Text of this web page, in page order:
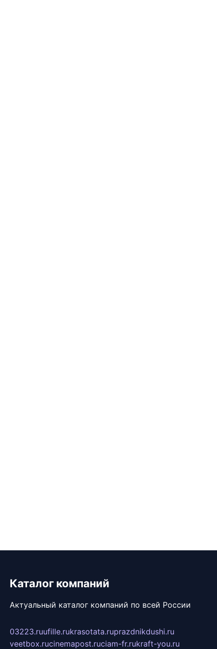
Каталог компаний
Актуальный каталог компаний по всей России
03223.ruufille.rukrasotata.ruprazdnikdushi.ru
veetbox.rucinemapost.ruciam-fr.rukraft-you.ru